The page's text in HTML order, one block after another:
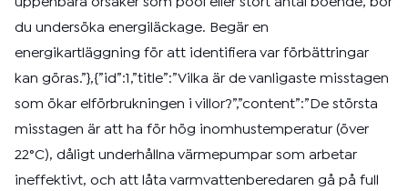
du undersöka energiläckage. Begär en
energikartläggning för att identifiera var förbättringar
kan göras.”},{”id”:1,”title”:”Vilka är de vanligaste misstagen
som ökar elförbrukningen i villor?”,”content”:”De största
misstagen är att ha för hög inomhustemperatur (över
22°C), dåligt underhållna värmepumpar som arbetar
ineffektivt, och att låta varmvattenberedaren gå på full